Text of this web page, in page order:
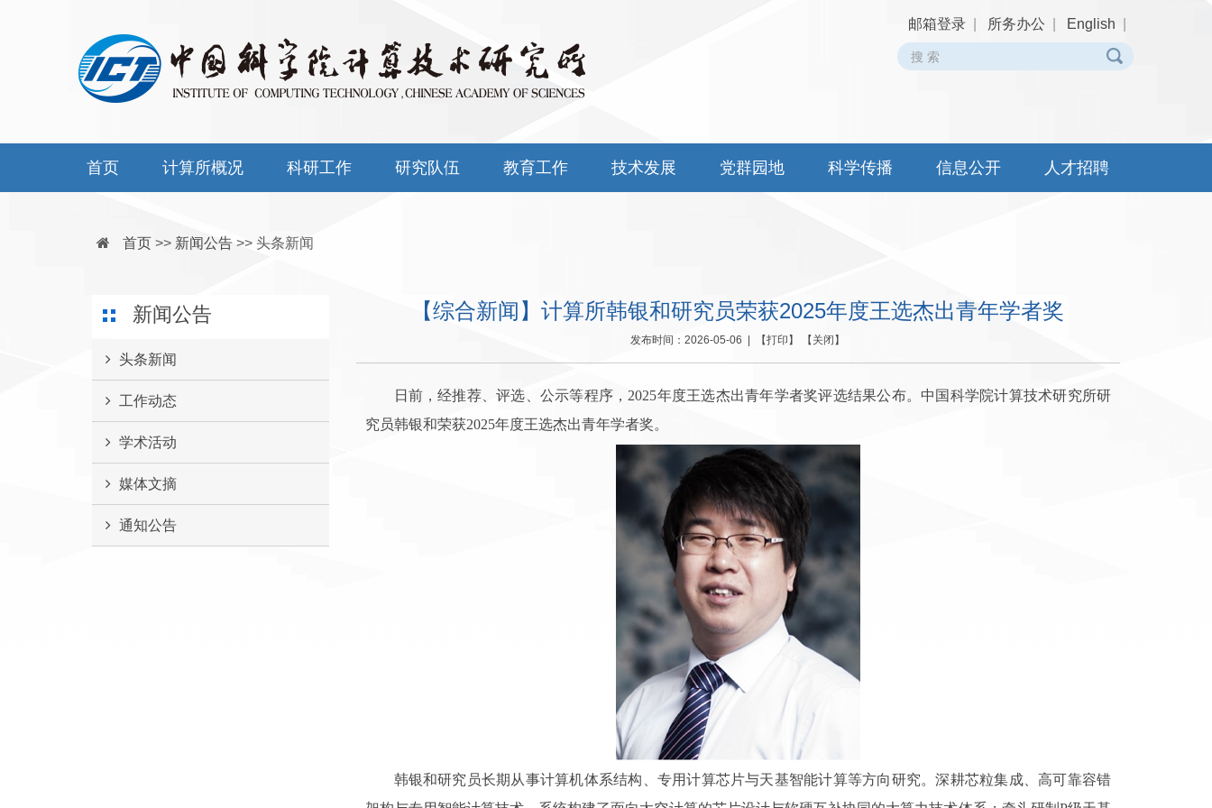
邮箱登录 所务办公 English
首页 计算所概况 科研工作 研究队伍 教育工作 技术发展 党群园地 科学传播 信息公开 人才招聘
首页 >> 新闻公告 >> 头条新闻
新闻公告
头条新闻
工作动态
学术活动
媒体文摘
通知公告
【综合新闻】计算所韩银和研究员荣获2025年度王选杰出青年学者奖
发布时间：2026-05-06 | 【打印 】 【 关闭 】
日前，经推荐、评选、公示等程序，2025年度王选杰出青年学者奖评选结果公布。中国科学院计算技术研究所研
究员韩银和荣获2025年度王选杰出青年学者奖。
韩银和研究员长期从事计算机体系结构、专用计算芯片与天基智能计算等方向研究。深耕芯粒集成、高可靠容错